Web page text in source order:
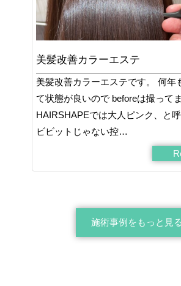
美髪改善カラーエステ
美髪改善カラーエステです。 何年
て状態が良いので beforeは撮ってま
HAIRSHAPEでは大人ピンク、と呼
ビビットじゃない控…
施術事例をもっと見る